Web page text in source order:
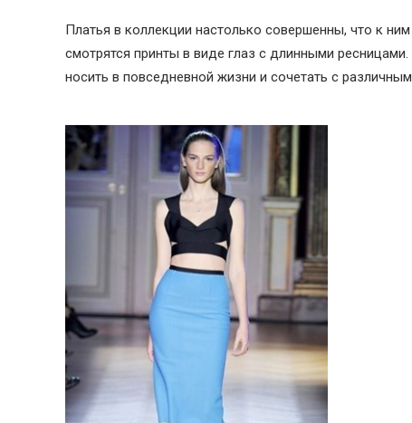
Платья в коллекции настолько совершенны, что к
смотрятся принты в виде глаз с длинными
носить в повседневной жизни и сочетать с